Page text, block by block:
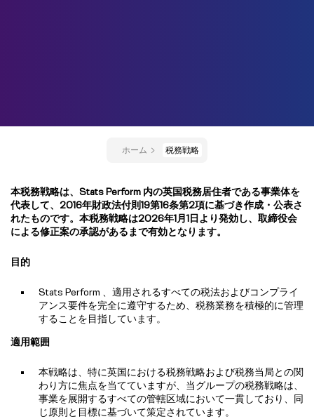
ホーム 税務戦略
本税務戦略は、Stats Perform 内の英国税務居住者である事業体を
代表して、2016年財政法付則19第16条第2項に基づき作成・公表さ
れたものです。本税務戦略は2026年1月1日より発効し、取締役会
による修正案の承認があるまで有効となります。
目的
Stats Perform 、適用されるすべての税法およびコンプライ
アンス要件を完全に遵守するため、税務業務を積極的に管理
することを目指しています。
適用範囲
本戦略は、特に英国における税務戦略および税務当局との関
わり方に焦点を当てていますが、当グループの税務戦略は、
事業を展開するすべての管轄区域において一貫しており、同
じ原則と目標に基づいて策定されています。